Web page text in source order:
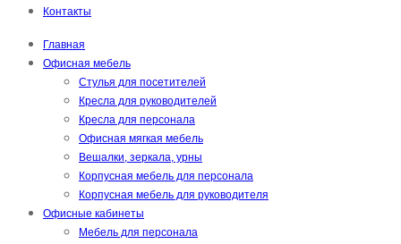
Контакты
Главная
Офисная мебель
Стулья для посетителей
Кресла для руководителей
Кресла для персонала
Офисная мягкая мебель
Вешалки, зеркала, урны
Корпусная мебель для персонала
Корпусная мебель для руководителя
Офисные кабинеты
Мебель для персонала